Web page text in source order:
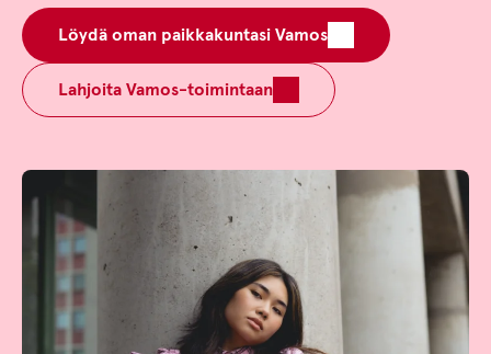
Löydä oman paikkakuntasi Vamos
Lahjoita Vamos-toimintaan